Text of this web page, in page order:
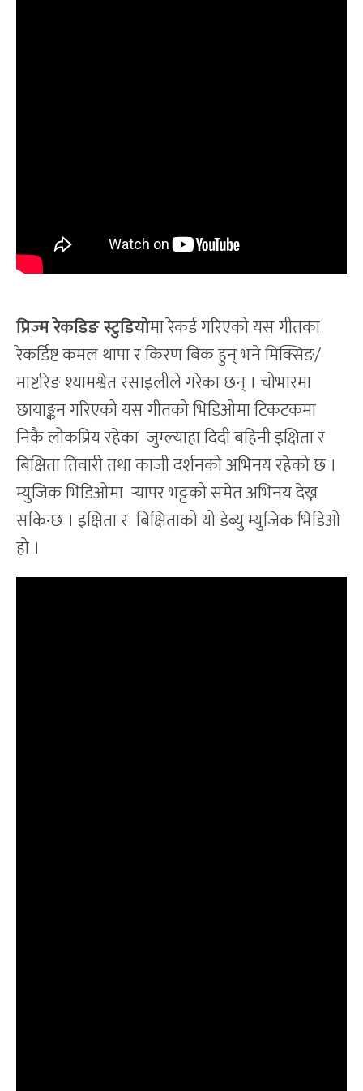
प्रिज्म रेकडिङ स्टुडियोमा रेकर्ड गरिएको यस गीतका
रेकर्डिष्ट कमल थापा र किरण बिक हुन् भने मिक्सिङ/
माष्टरिङ श्यामश्वेत रसाइलीले गरेका छन् । चोभारमा
छायाङ्कन गरिएको यस गीतको भिडिओमा टिकटकमा
निकै लोकप्रिय रहेका जुम्ल्याहा दिदी बहिनी इक्षिता र
बिक्षिता तिवारी तथा काजी दर्शनको अभिनय रहेको छ ।
म्युजिक भिडिओमा र्‍यापर भट्टको समेत अभिनय देख्न
सकिन्छ । इक्षिता र बिक्षिताको यो डेब्यु म्युजिक भिडिओ
हो ।